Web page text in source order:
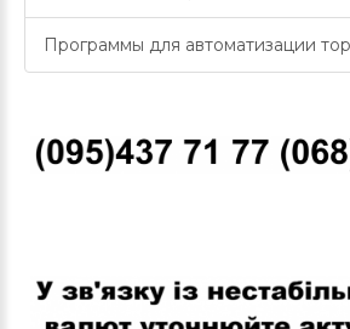
Программы для автоматизации